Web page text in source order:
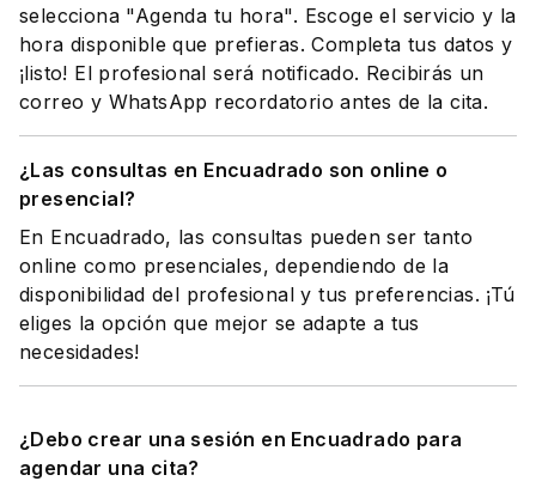
selecciona "Agenda tu hora". Escoge el servicio y la
hora disponible que prefieras. Completa tus datos y
¡listo! El profesional será notificado. Recibirás un
correo y WhatsApp recordatorio antes de la cita.
¿Las consultas en Encuadrado son online o
presencial?
En Encuadrado, las consultas pueden ser tanto
online como presenciales, dependiendo de la
disponibilidad del profesional y tus preferencias. ¡Tú
eliges la opción que mejor se adapte a tus
necesidades!
¿Debo crear una sesión en Encuadrado para
agendar una cita?